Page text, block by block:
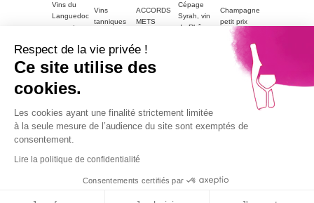
Vins du
Languedoc
en rupture
Vins
tanniques
ACCORDS
METS
Cépage
Syrah, vin
du Rhône
Champagne
petit prix
régions en
rupture
Vins
moelleux
LE VIN PAR
GOUTS
Vin blanc
petit prix
Vins de
Bourgogne
en rupture
Vins rouge
Vins fruités
L'abus d'alcool est dangereux pour la santé, à
consommer avec modération.
La vente de boissons alcooliques aux mineurs est
interdite.
Respect de la vie privée !
Ce site utilise des
cookies.
Les cookies ayant une finalité strictement limitée
à la seule mesure de l’audience du site sont exemptés de
consentement.
Lire la politique de confidentialité
Consentements certifiés par